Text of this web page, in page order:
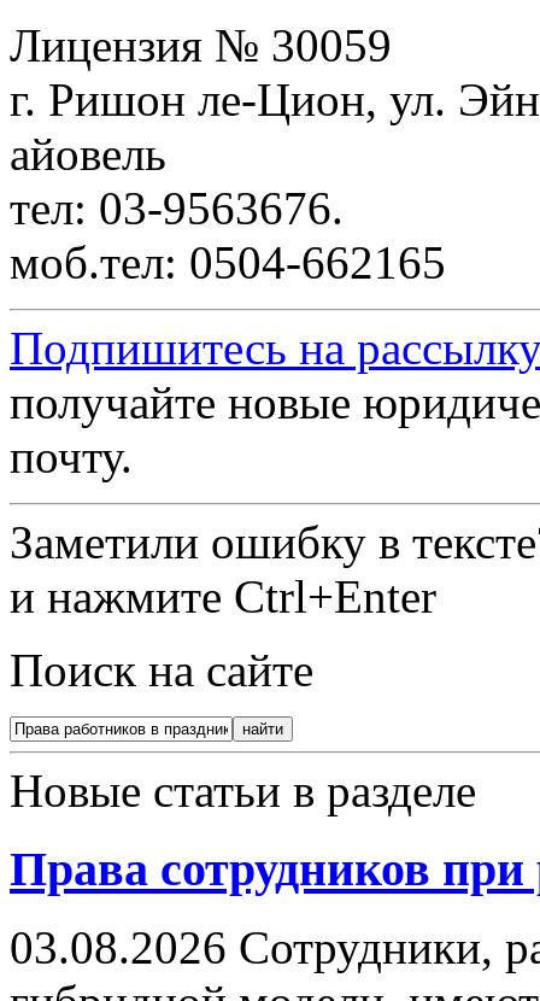
Лицензия № 30059
г. Ришон ле-Цион, ул.
айовель
тел: 03-9563676.
моб.тел: 0504-662165
Подпишитесь на
получайте новые
почту.
Заметили ошибку в
и нажмите Ctrl+Enter
Поиск на сайте
Новые статьи в разделе
Права сотрудников при
03.08.2026 Сотрудники,